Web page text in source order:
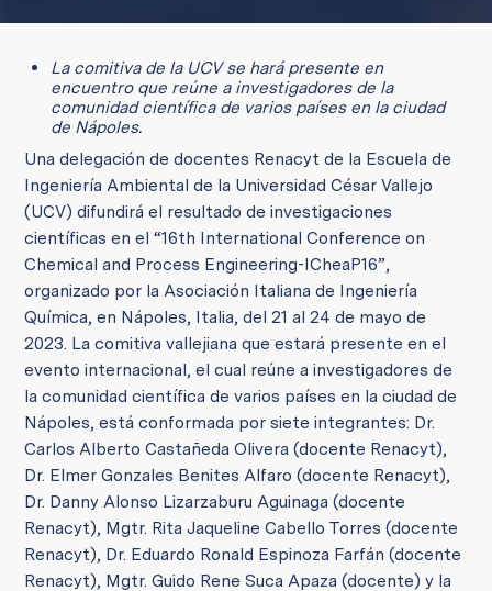
La comitiva de la UCV se hará presente en
encuentro que reúne a investigadores de la
comunidad científica de varios países en la ciudad
de Nápoles.
Una delegación de docentes Renacyt de la Escuela de
Ingeniería Ambiental de la Universidad César Vallejo
(UCV) difundirá el resultado de investigaciones
científicas en el “16th International Conference on
Chemical and Process Engineering-ICheaP16”,
organizado por la Asociación Italiana de Ingeniería
Química, en Nápoles, Italia, del 21 al 24 de mayo de
2023. La comitiva vallejiana que estará presente en el
evento internacional, el cual reúne a investigadores de
la comunidad científica de varios países en la ciudad de
Nápoles, está conformada por siete integrantes: Dr.
Carlos Alberto Castañeda Olivera (docente Renacyt),
Dr. Elmer Gonzales Benites Alfaro (docente Renacyt),
Dr. Danny Alonso Lizarzaburu Aguinaga (docente
Renacyt), Mgtr. Rita Jaqueline Cabello Torres (docente
Renacyt), Dr. Eduardo Ronald Espinoza Farfán (docente
Renacyt), Mgtr. Guido Rene Suca Apaza (docente) y la